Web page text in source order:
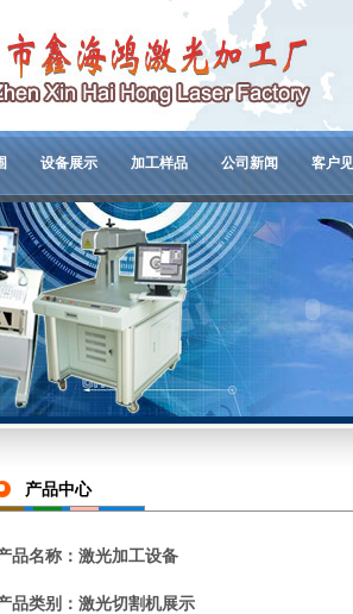
设备展示 加工样品 公司新闻 客户
产品中心
品名称：激光加工设备
品类别：激光切割机展示